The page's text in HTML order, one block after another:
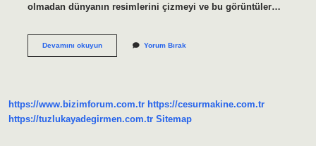
olmadan dünyanın resimlerini çizmeyi ve bu görüntüler…
Devamını okuyunCbs
Yorum Bırak
https://www.bizimforum.com.tr https://cesurmakine.com.tr
https://tuzlukayadegirmen.com.tr Sitemap